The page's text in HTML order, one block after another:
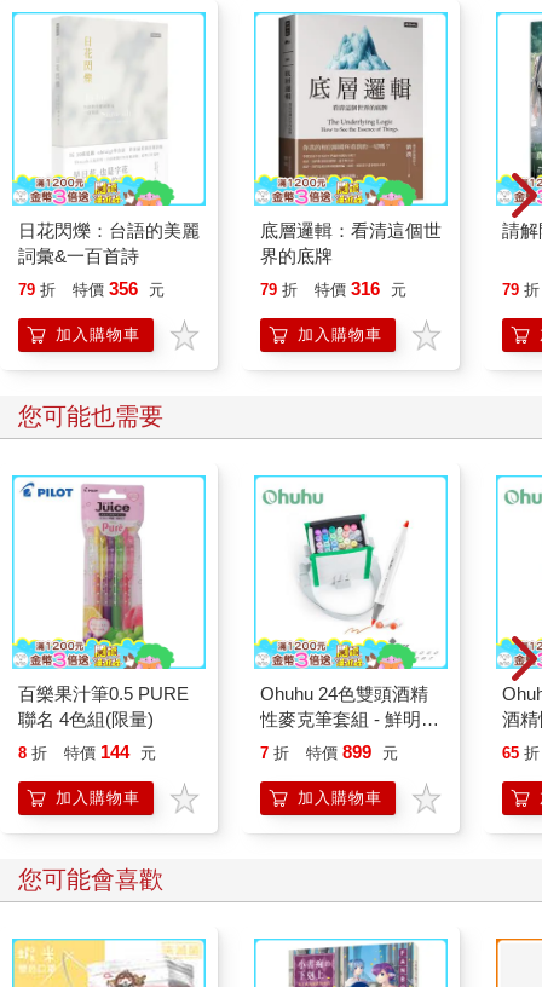
日花閃爍：台語的美麗
詞彙&一百首詩
79 折 特價 356 元
加入購物車
底層邏輯：看清這個世
界的底牌
79 折 特價 316 元
加入購物車
請解
79 折
您可能也需要
百樂果汁筆0.5 PURE
聯名 4色組(限量)
8 折 特價 144 元
加入購物車
Ohuhu 24色雙頭酒精
性麥克筆套組 - 鮮明色
系
7 折 特價 899 元
加入購物車
酒
65 折
您可能會喜歡